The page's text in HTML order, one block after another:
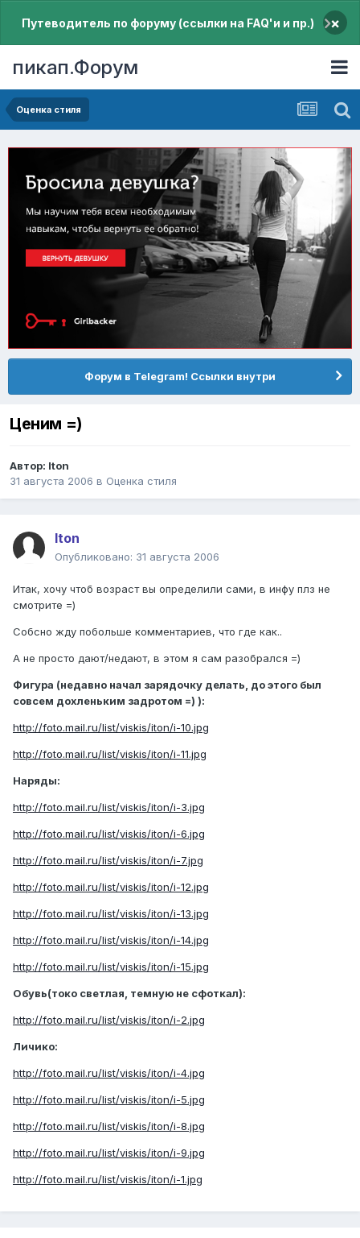
Путеводитель по форуму (ссылки на FAQ'и и пр.) ×
пикап.Форум
Оценка стиля
Форум в Telegram! Ссылки внутри
Ценим =)
Автор: Iton
31 августа 2006 в Оценка стиля
Iton
Опубликовано: 31 августа 2006
Итак, хочу чтоб возраст вы определили сами, в инфу плз не
смотрите =)
Собсно жду побольше комментариев, что где как..
А не просто дают/недают, в этом я сам разобрался =)
Фигура (недавно начал зарядочку делать, до этого был
совсем дохленьким задротом =) ):
http://foto.mail.ru/list/viskis/iton/i-10.jpg
http://foto.mail.ru/list/viskis/iton/i-11.jpg
Наряды:
http://foto.mail.ru/list/viskis/iton/i-3.jpg
http://foto.mail.ru/list/viskis/iton/i-6.jpg
http://foto.mail.ru/list/viskis/iton/i-7.jpg
http://foto.mail.ru/list/viskis/iton/i-12.jpg
http://foto.mail.ru/list/viskis/iton/i-13.jpg
http://foto.mail.ru/list/viskis/iton/i-14.jpg
http://foto.mail.ru/list/viskis/iton/i-15.jpg
Обувь(токо светлая, темную не сфоткал):
http://foto.mail.ru/list/viskis/iton/i-2.jpg
Личико:
http://foto.mail.ru/list/viskis/iton/i-4.jpg
http://foto.mail.ru/list/viskis/iton/i-5.jpg
http://foto.mail.ru/list/viskis/iton/i-8.jpg
http://foto.mail.ru/list/viskis/iton/i-9.jpg
http://foto.mail.ru/list/viskis/iton/i-1.jpg